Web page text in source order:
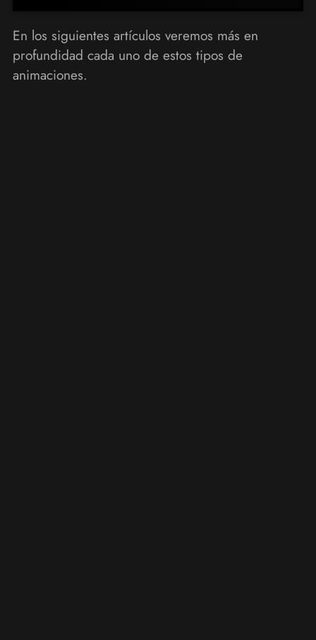
En los siguientes artículos veremos más en
profundidad cada uno de estos tipos de
animaciones.